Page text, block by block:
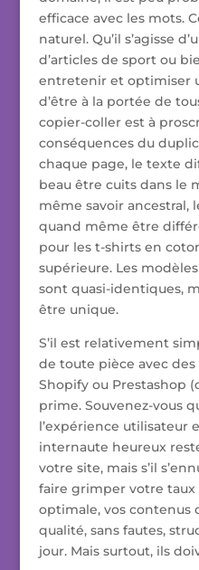
efficace avec les mots.
naturel. Qu’il s’agisse
d’articles de sport ou
entretenir et optimiser
d’être à la portée de
copier-coller est à
conséquences du
chaque page, le texte
beau être cuits dans le
même savoir ancestral,
quand même être
pour les t-shirts en
supérieure. Les
sont quasi-identiques,
être unique.
S’il est relativement
de toute pièce avec des
Shopify ou Prestashop
prime. Souvenez-vous
l’expérience utilisateur
internaute heureux
votre site, mais s’il
faire grimper votre taux
optimale, vos
qualité, sans fautes,
jour. Mais surtout, ils